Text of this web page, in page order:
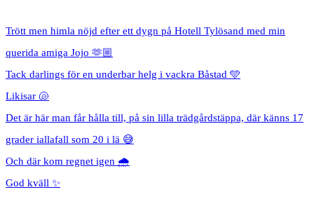
Trött men himla nöjd efter ett dygn på Hotell Tylösand med min
querida amiga Jojo 🫶🏼
Tack darlings för en underbar helg i vackra Båstad 🩵
Likisar 🐚
Det är här man får hålla till, på sin lilla trädgårdstäppa, där känns 17
grader iallafall som 20 i lä 😅
Och där kom regnet igen 🌧️
God kväll ✨